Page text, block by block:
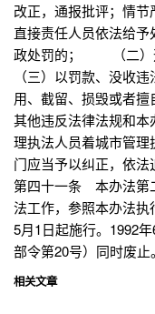
改正，通报批评；情
直接责任人员依法给
政处罚的； （二）
（三）以罚款、没
用、截留、损毁或者
其他违反法律法规
理执法人员着城市管
门应当予以纠正，
第四十一条 本办法第
法工作，参照本办
5月1日起施行。1992
部令第20号）同时废止。
相关文章